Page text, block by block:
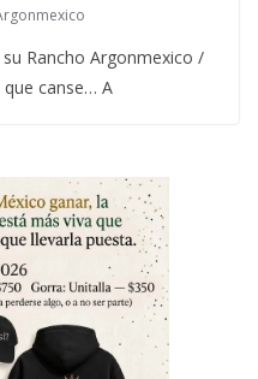
Rancho Argonmexico /
canse… A